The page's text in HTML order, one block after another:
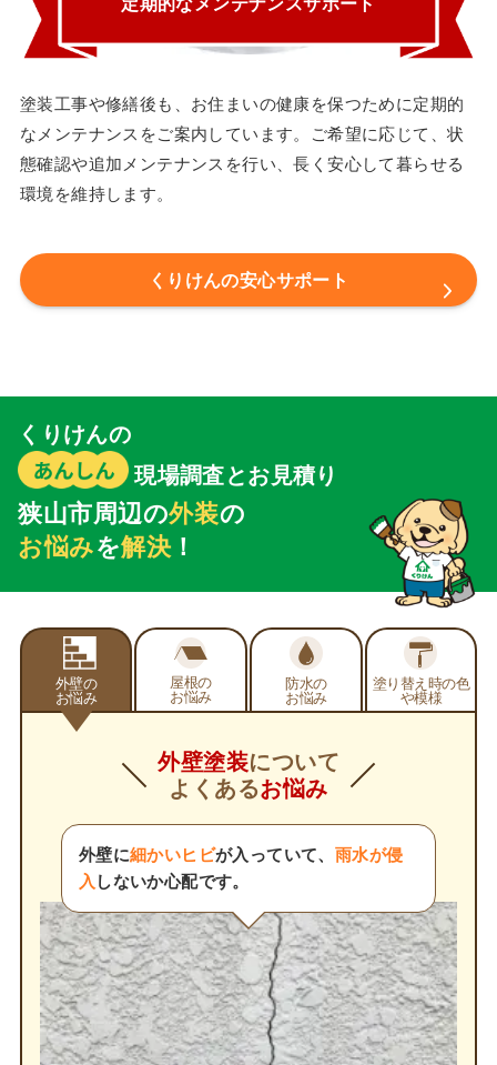
塗装工事や修繕後も、お住まいの健康を保つために定期的
なメンテナンスをご案内しています。ご希望に応じて、状
態確認や追加メンテナンスを行い、長く安心して暮らせる
環境を維持します。
くりけんの安心サポート
くりけんの
現場調査とお見積り
狭山市周辺の外装の
お悩みを解決！
外壁の
お悩み
屋根の
お悩み
防水の
お悩み
塗り替え時の色
や模様
外壁塗装について
よくあるお悩み
外壁に細かいヒビが入っていて、 雨水が侵
入 しないか心配です。